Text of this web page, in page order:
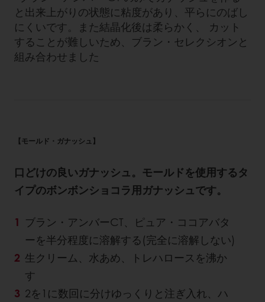
と出来上がりの状態に粘度があり、平らにのばし
にくいです。また結晶化後は柔らかく、 カット
することが難しいため、ブラン・セレクシオンと
組み合わせました
【モールド・ガナッシュ】
口どけの良いガナッシュ。モールドを使用するタ
イプのボンボンショコラ用ガナッシュです。
ブラン・アンバーCT、ピュア・ココアバタ
ーを半分程度に溶解する(完全に溶解しない)
生クリーム、水あめ、トレハロースを沸か
す
2を1に数回に分けゆっくりと注ぎ入れ、ハ